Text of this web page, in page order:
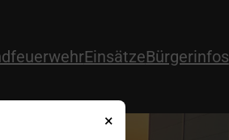
EinsätzeBürgerinfos
×